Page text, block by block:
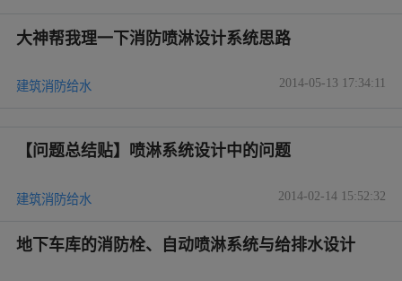
大神帮我理一下消防喷淋设计系统思路
建筑消防给水 2014-05-13 17:34:11
【问题总结贴】喷淋系统设计中的问题
建筑消防给水 2014-02-14 15:52:32
地下车库的消防栓、自动喷淋系统与给排水设计